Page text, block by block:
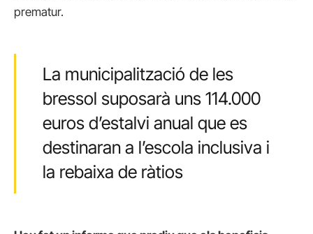
prematur.
La municipalització de les
bressol suposarà uns 114.000
euros d’estalvi anual que es
destinaran a l’escola inclusiva i
la rebaixa de ràtios